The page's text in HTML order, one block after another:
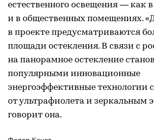
естественного освещения — как
и в общественных помещениях.
в проекте предусматриваются
площади остекления. В связи с
на панорамное остекление
популярными инновационные
энергоэффективные технологии
от ультрафиолета и зеркальным
говорит она.